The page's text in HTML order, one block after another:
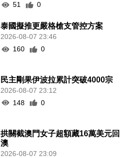
51
0
泰國擬推更嚴格槍支管控方案
2026-08-07 23:46
160
0
民主剛果伊波拉累計突破4000宗
2026-08-07 23:12
148
0
拱關截澳門女子超額藏16萬美元回
澳
2026-08-07 23:09